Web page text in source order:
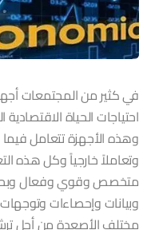
في كثير من المجتمعات
احتياجات الحياة
وهذه الأجهزة تتعامل فيما
وتعاملاً خارجياً وكل هذه
متخصص وقوي وفعال
وبيانات وإحصاءات
مختلف الأصعدة من أجل